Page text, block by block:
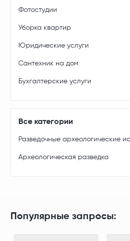
Фотостудии
Уборка квартир
Юридические услуги
Сантехник на дом
Бухгалтерские услуги
Все категории
Разведочные археологические
Археологическая разведка
Популярные запросы: